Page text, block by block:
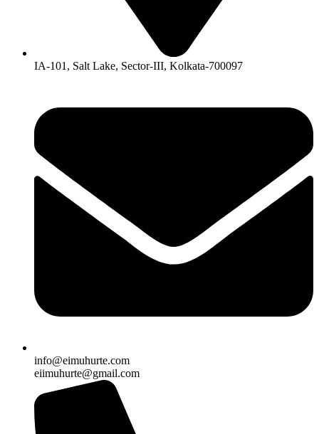
IA-101, Salt Lake, Sector-III, Kolkata-700097
info@eimuhurte.com
eiimuhurte@gmail.com